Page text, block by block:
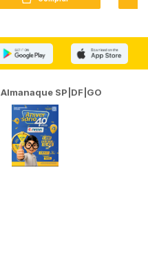
Almanaque SP|DF|GO